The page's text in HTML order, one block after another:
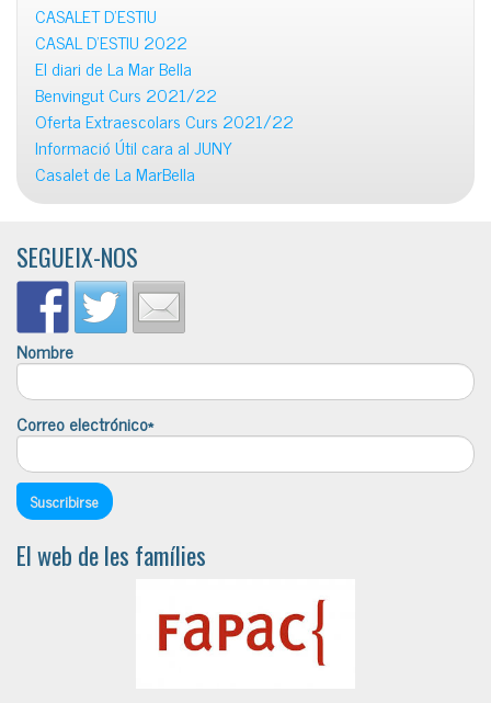
CASALET D’ESTIU
CASAL D’ESTIU 2022
El diari de La Mar Bella
Benvingut Curs 2021/22
Oferta Extraescolars Curs 2021/22
Informació Útil cara al JUNY
Casalet de La MarBella
SEGUEIX-NOS
Nombre
Correo electrónico*
El web de les famílies